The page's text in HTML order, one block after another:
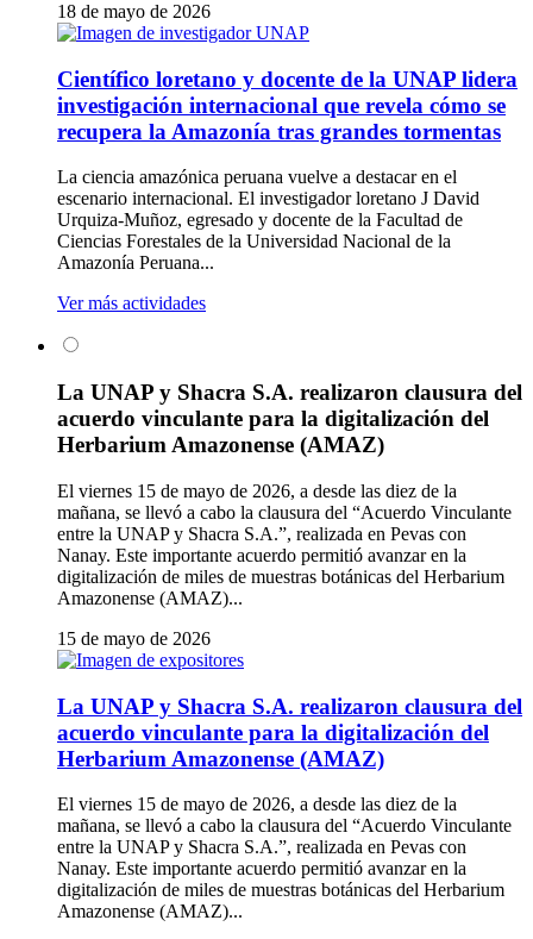
18 de mayo de 2026
Científico loretano y docente de la UNAP lidera
investigación internacional que revela cómo se
recupera la Amazonía tras grandes tormentas
La ciencia amazónica peruana vuelve a destacar en el
escenario internacional. El investigador loretano J David
Urquiza-Muñoz, egresado y docente de la Facultad de
Ciencias Forestales de la Universidad Nacional de la
Amazonía Peruana...
Ver más actividades
La UNAP y Shacra S.A. realizaron clausura del
acuerdo vinculante para la digitalización del
Herbarium Amazonense (AMAZ)
El viernes 15 de mayo de 2026, a desde las diez de la
mañana, se llevó a cabo la clausura del “Acuerdo Vinculante
entre la UNAP y Shacra S.A.”, realizada en Pevas con
Nanay. Este importante acuerdo permitió avanzar en la
digitalización de miles de muestras botánicas del Herbarium
Amazonense (AMAZ)...
15 de mayo de 2026
La UNAP y Shacra S.A. realizaron clausura del
acuerdo vinculante para la digitalización del
Herbarium Amazonense (AMAZ)
El viernes 15 de mayo de 2026, a desde las diez de la
mañana, se llevó a cabo la clausura del “Acuerdo Vinculante
entre la UNAP y Shacra S.A.”, realizada en Pevas con
Nanay. Este importante acuerdo permitió avanzar en la
digitalización de miles de muestras botánicas del Herbarium
Amazonense (AMAZ)...